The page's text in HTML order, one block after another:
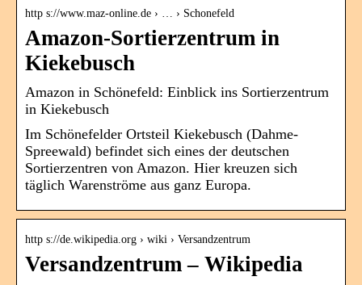
http s://www.maz-online.de › … › Schonefeld
Amazon-Sortierzentrum in
Kiekebusch
Amazon in Schönefeld: Einblick ins Sortierzentrum
in Kiekebusch
Im Schönefelder Ortsteil Kiekebusch (Dahme-
Spreewald) befindet sich eines der deutschen
Sortierzentren von Amazon. Hier kreuzen sich
täglich Warenströme aus ganz Europa.
http s://de.wikipedia.org › wiki › Versandzentrum
Versandzentrum – Wikipedia